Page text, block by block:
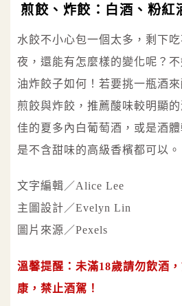
煎餃、炸餃：白酒、粉紅
水餃不小心包一個太多，剩下
夜，還能有怎麼樣的變化呢？
油炸餃子如何！若要挑一瓶酒
煎餃與炸餃，推薦酸味較明顯
佳的夏多內白葡萄酒，或是酒
是不含甜味的高級香檳都可以。
文字編輯／Alice Lee
主圖設計／Evelyn Lin
圖片來源／Pexels
溫馨提醒：未滿18歲請勿飲酒
康，禁止酒駕！